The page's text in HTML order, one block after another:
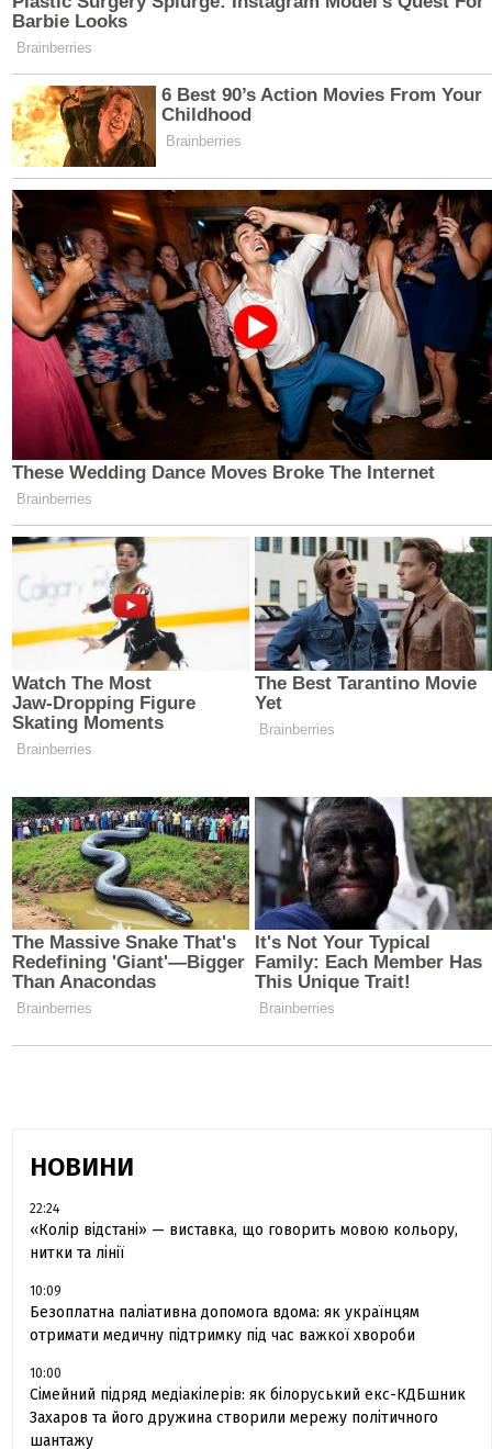
НОВИНИ
22:24
«Колір відстані» — виставка, що говорить мовою кольору,
нитки та лінії
10:09
Безоплатна паліативна допомога вдома: як українцям
отримати медичну підтримку під час важкої хвороби
10:00
Сімейний підряд медіакілерів: як білоруський екс-КДБшник
Захаров та його дружина створили мережу політичного
шантажу